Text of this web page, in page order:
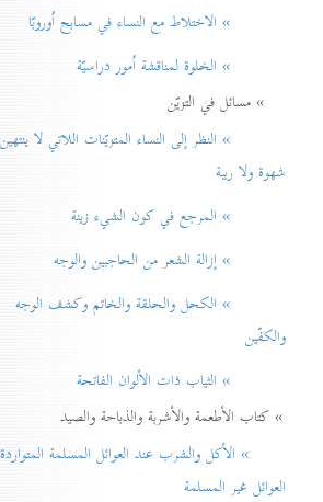
» الاختلاط مع النساء في مسابح اُوروبّا
» الخلوة لمناقشة اُمور دراسيّة
» مسائل في التزيّن
» النظر إلی النساء المتزيّنات اللاتي لا
شهوة ولا ريبة
» المرجع في كون الشيء زينة
» إزالة الشعر من الحاجبين والوجه
» الكحل والحلقة والخاتم وكشف الوجه
والكفّين
» الثياب ذات الألوان الفاتحة
» كتاب الأطعمة والأشربة والذباحة والصيد
» الأكل والشرب عند العوائل المسلمة
العوائل غير المسلمة